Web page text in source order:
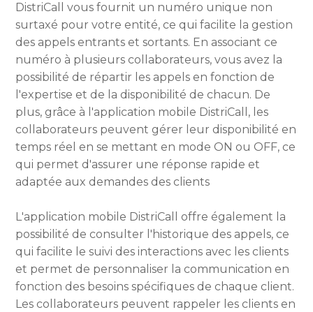
DistriCall vous fournit un numéro unique non
surtaxé pour votre entité, ce qui facilite la gestion
des appels entrants et sortants. En associant ce
numéro à plusieurs collaborateurs, vous avez la
possibilité de répartir les appels en fonction de
l'expertise et de la disponibilité de chacun. De
plus, grâce à l'application mobile DistriCall, les
collaborateurs peuvent gérer leur disponibilité en
temps réel en se mettant en mode ON ou OFF, ce
qui permet d'assurer une réponse rapide et
adaptée aux demandes des clients
L'application mobile DistriCall offre également la
possibilité de consulter l'historique des appels, ce
qui facilite le suivi des interactions avec les clients
et permet de personnaliser la communication en
fonction des besoins spécifiques de chaque client.
Les collaborateurs peuvent rappeler les clients en